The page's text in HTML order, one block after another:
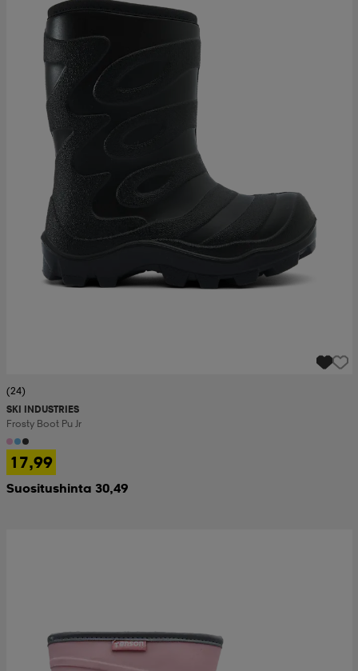
(24)
SKI INDUSTRIES
Frosty Boot Pu Jr
17,99
Suositushinta 30,49